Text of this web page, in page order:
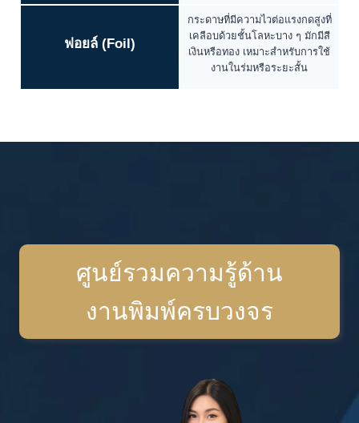
ฟอยล์ (Foil)
กระดาษที่มีความไวต่อแรงกดสูงที่
เคลือบด้วยชั้นโลหะบาง ๆ มักมีสี
เงินหรือทอง เหมาะสำหรับการใช้
งานในร่มหรือระยะสั้น
ศูนย์รวมความรู้ด้าน
งานพิมพ์ครบวงจร